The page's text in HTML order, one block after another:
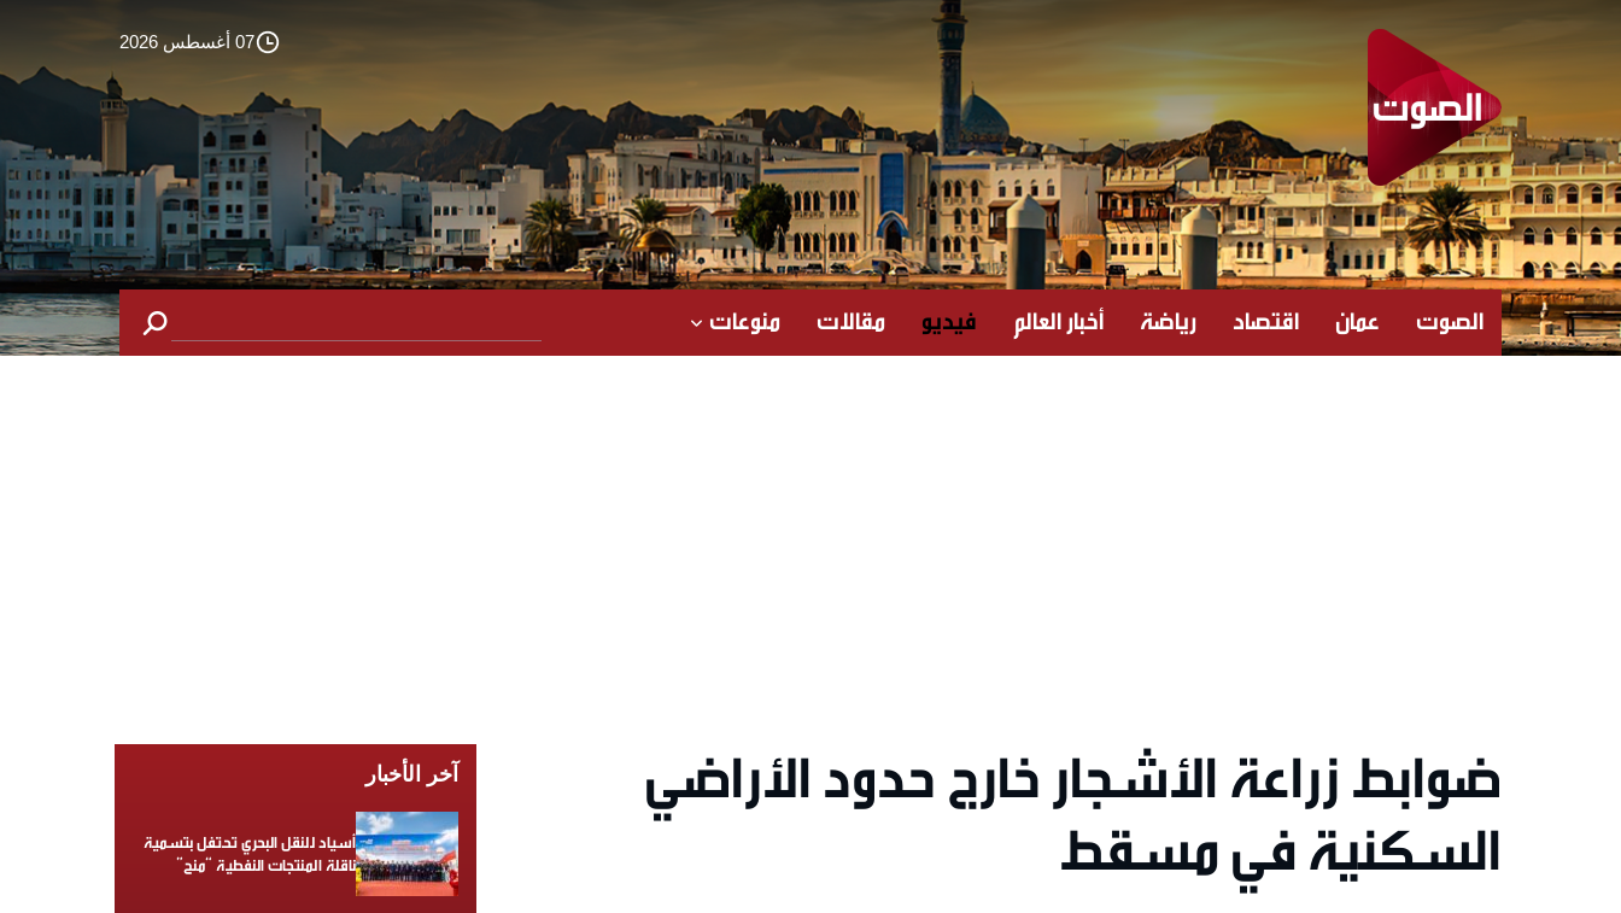
07 أغسطس 2026
الصوت عمان اقتصاد رياضة أخبار العالم فيديو مقالات منوعات
ضوابط زراعة الأشجار خارج حدود الأراضي
السكنية في مسقط
آخر الأخبار
أسياد للنقل البحري تحتفل بتسمية
ناقلة المنتجات النفطية “منح”